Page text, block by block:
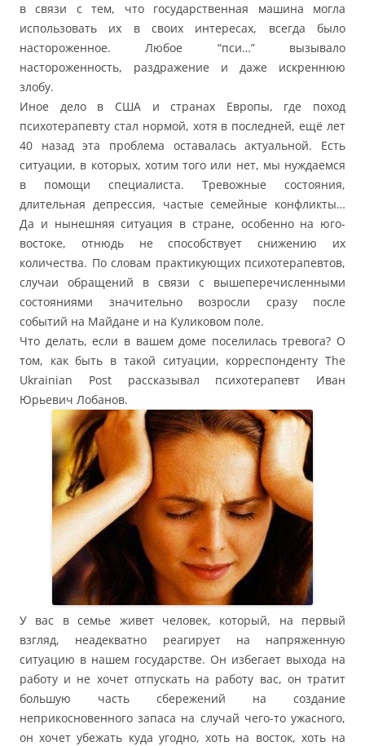
в связи с тем, что государственная машина могла
использовать их в своих интересах, всегда было
настороженное. Любое “пси…” вызывало
настороженность, раздражение и даже искреннюю
злобу.
Иное дело в США и странах Европы, где поход
психотерапевту стал нормой, хотя в последней, ещё лет
40 назад эта проблема оставалась актуальной. Есть
ситуации, в которых, хотим того или нет, мы нуждаемся
в помощи специалиста. Тревожные состояния,
длительная депрессия, частые семейные конфликты…
Да и нынешняя ситуация в стране, особенно на юго-
востоке, отнюдь не способствует снижению их
количества. По словам практикующих психотерапевтов,
случаи обращений в связи с вышеперечисленными
состояниями значительно возросли сразу после
событий на Майдане и на Куликовом поле.
Что делать, если в вашем доме поселилась тревога? О
том, как быть в такой ситуации, корреспонденту The
Ukrainian Post рассказывал психотерапевт Иван
Юрьевич Лобанов.
У вас в семье живет человек, который, на первый
взгляд, неадекватно реагирует на напряженную
ситуацию в нашем государстве. Он избегает выхода на
работу и не хочет отпускать на работу вас, он тратит
большую часть сбережений на создание
неприкосновенного запаса на случай чего-то ужасного,
он хочет убежать куда угодно, хоть на восток, хоть на